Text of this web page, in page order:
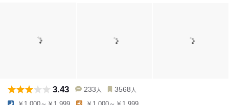
3.43 233 人 3568 人